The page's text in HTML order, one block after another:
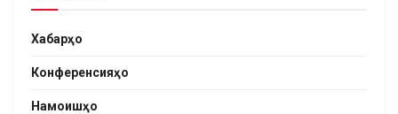
Хабарҳо
Конференсияҳо
Намоишҳо